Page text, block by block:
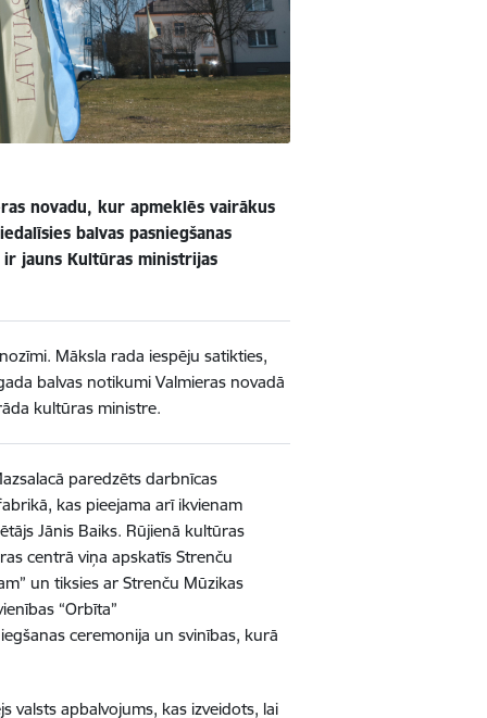
novadu, kur apmeklēs vairākus
balvas pasniegšanas
jauns Kultūras ministrijas
Māksla rada iespēju satikties,
balvas notikumi Valmieras novadā
kultūras ministre.
paredzēts darbnīcas
kas pieejama arī ikvienam
Jānis Baiks. Rūjienā kultūras
centrā viņa apskatīs Strenču
un tiksies ar Strenču Mūzikas
“Orbīta”
ceremonija un svinības, kurā
valsts apbalvojums, kas izveidots, lai